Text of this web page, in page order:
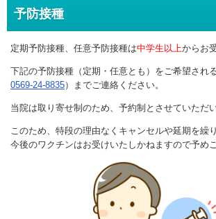
予防接種
定期予防接種、任意予防接種は中学生以上からお
下記の予防接種（定期・任意とも）をご希望され
0569-24-8835）までご連絡ください。
当院は取り寄せ制のため、予約制とさせていただ
このため、特段の理由なくキャンセルや延期を繰
今後のワクチンはお受けいたしかねますので予め